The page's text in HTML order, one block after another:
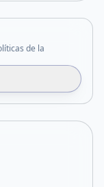
de la